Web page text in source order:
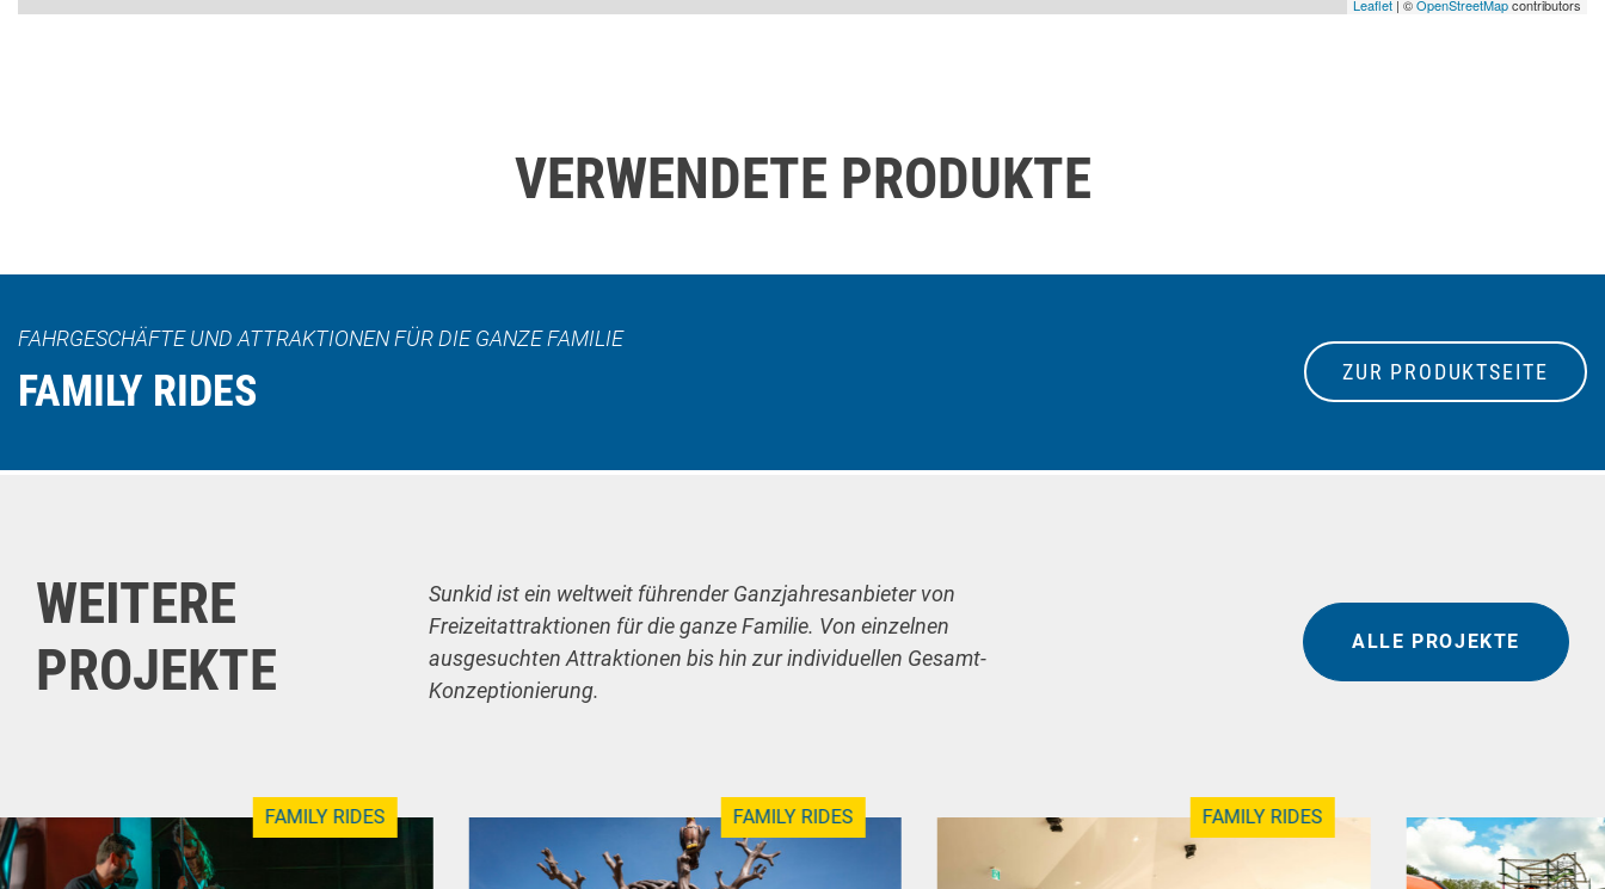
Leaflet | ©OpenStreetMapcontributors
VERWENDETE PRODUKTE
FAHRGESCHÄFTE UND ATTRAKTIONEN FÜR DIE GANZE FAMILIE
FAMILY RIDES ZUR PRODUKTSEITE
WEITERE
PROJEKTE
Sunkid ist ein weltweit führender Ganzjahresanbieter von
Freizeitattraktionen für die ganze Familie. Von einzelnen
ausgesuchten Attraktionen bis hin zur individuellen Gesamt-
Konzeptionierung.
ALLE PROJEKTE
FAMILY RIDES FAMILY RIDES FAMILY RIDES